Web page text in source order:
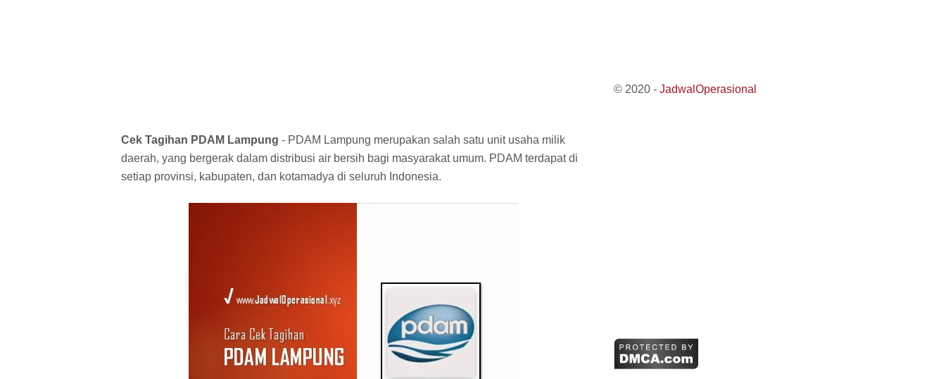
Cek Tagihan PDAM Lampung - PDAM Lampung merupakan salah satu unit usaha milik
daerah, yang bergerak dalam distribusi air bersih bagi masyarakat umum. PDAM terdapat di
setiap provinsi, kabupaten, dan kotamadya di seluruh Indonesia.
© 2020 - JadwalOperasional